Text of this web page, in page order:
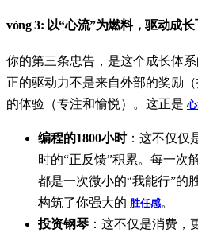
vòng 3: 以“心流”为燃料，驱动成长
你的第三条忠告，是这个成长体
正的驱动力不是来自外部的奖励
的体验（专注和愉悦）。这正是
编程的1800小时：这不仅仅
时的“正反馈”积累。每一次
都是一次微小的“我能行”的
构筑了你强大的 胜任感。
投资钢琴 ：这不仅是消费，